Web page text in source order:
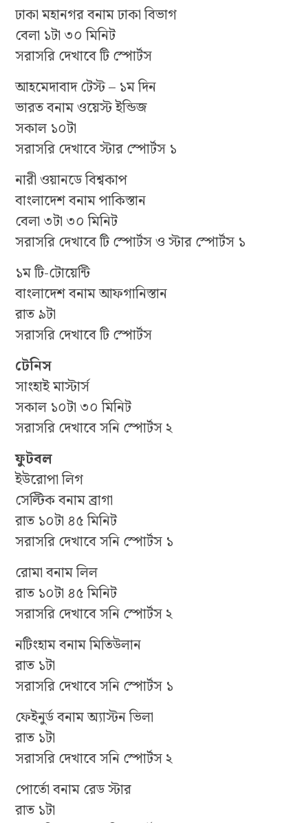
ঢাকা মহানগর বনাম ঢাকা বিভাগ
বেলা ১টা ৩০ মিনিট
সরাসরি দেখাবে টি স্পোর্টস
আহমেদাবাদ টেস্ট – ১ম দিন
ভারত বনাম ওয়েস্ট ইন্ডিজ
সকাল ১০টা
সরাসরি দেখাবে স্টার স্পোর্টস ১
নারী ওয়ানডে বিশ্বকাপ
বাংলাদেশ বনাম পাকিস্তান
বেলা ৩টা ৩০ মিনিট
সরাসরি দেখাবে টি স্পোর্টস ও স্টার স্পোর্টস ১
১ম টি-টোয়েন্টি
বাংলাদেশ বনাম আফগানিস্তান
রাত ৯টা
সরাসরি দেখাবে টি স্পোর্টস
টেনিস
সাংহাই মাস্টার্স
সকাল ১০টা ৩০ মিনিট
সরাসরি দেখাবে সনি স্পোর্টস ২
ফুটবল
ইউরোপা লিগ
সেল্টিক বনাম ব্রাগা
রাত ১০টা ৪৫ মিনিট
সরাসরি দেখাবে সনি স্পোর্টস ১
রোমা বনাম লিল
রাত ১০টা ৪৫ মিনিট
সরাসরি দেখাবে সনি স্পোর্টস ২
নটিংহাম বনাম মিতিউলান
রাত ১টা
সরাসরি দেখাবে সনি স্পোর্টস ১
ফেইনুর্ড বনাম অ্যাস্টন ভিলা
রাত ১টা
সরাসরি দেখাবে সনি স্পোর্টস ২
পোর্তো বনাম রেড স্টার
রাত ১টা